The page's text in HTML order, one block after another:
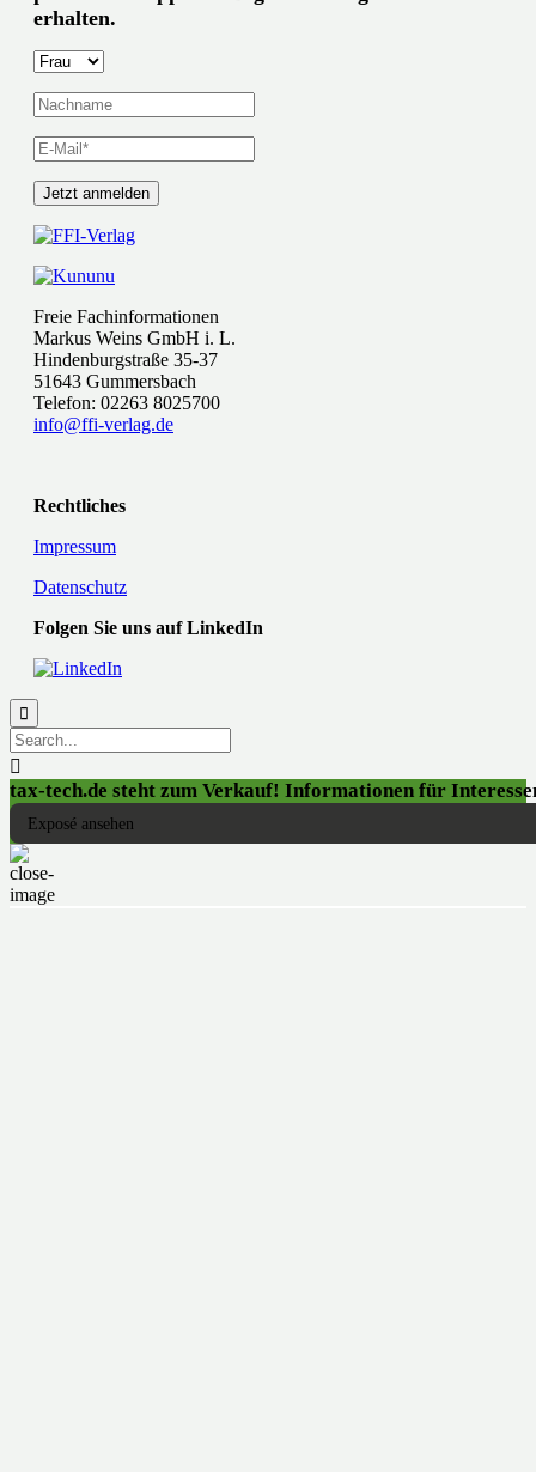
erhalten.
Freie Fachinformationen
Markus Weins GmbH i. L.
Hindenburgstraße 35-37
51643 Gummersbach
Telefon: 02263 8025700
info@ffi-verlag.de
Rechtliches
Impressum
Datenschutz
Folgen Sie uns auf LinkedIn


tax-tech.de steht zum Verkauf! Informationen für
Exposé ansehen